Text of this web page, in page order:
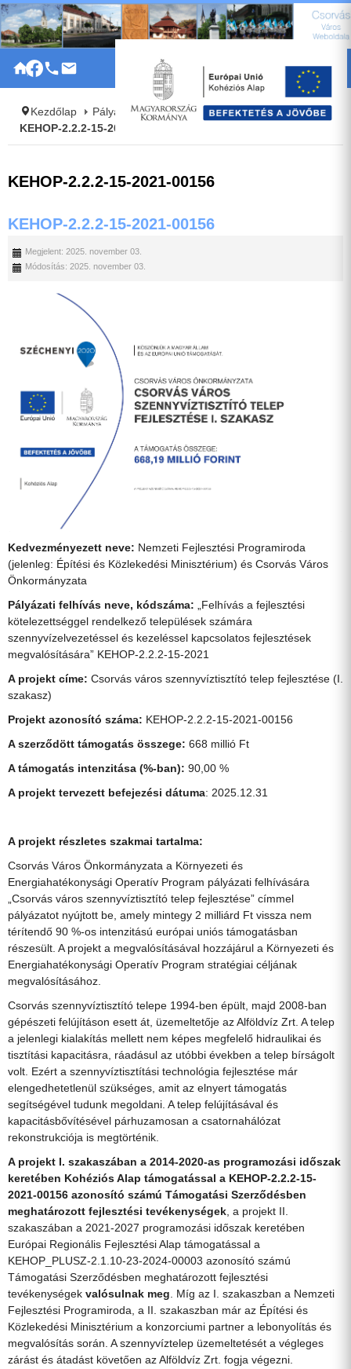
|
Kezdőlap Pályázatok
Szennyvíztisztító telep
KEHOP-2.2.2-15-2021-00156
KEHOP-2.2.2-15-2021-00156
KEHOP-2.2.2-15-2021-00156
Megjelent: 2025. november 03.
Módosítás: 2025. november 03.
Kedvezményezett neve: Nemzeti Fejlesztési Programiroda
(jelenleg: Építési és Közlekedési Minisztérium) és Csorvás Város
Önkormányzata
Pályázati felhívás neve, kódszáma: „Felhívás a fejlesztési
kötelezettséggel rendelkező települések számára
szennyvízelvezetéssel és kezeléssel kapcsolatos fejlesztések
megvalósítására” KEHOP-2.2.2-15-2021
A projekt címe: Csorvás város szennyvíztisztító telep fejlesztése (I.
szakasz)
Projekt azonosító száma: KEHOP-2.2.2-15-2021-00156
A szerződött támogatás összege: 668 millió Ft
A támogatás intenzitása (%-ban): 90,00 %
A projekt tervezett befejezési dátuma: 2025.12.31
A projekt részletes szakmai tartalma:
Csorvás Város Önkormányzata a Környezeti és
Energiahatékonysági Operatív Program pályázati felhívására
„Csorvás város szennyvíztisztító telep fejlesztése” címmel
pályázatot nyújtott be, amely mintegy 2 milliárd Ft vissza nem
térítendő 90 %-os intenzitású európai uniós támogatásban
részesült. A projekt a megvalósításával hozzájárul a Környezeti és
Energiahatékonysági Operatív Program stratégiai céljának
megvalósításához.
Csorvás szennyvíztisztító telepe 1994-ben épült, majd 2008-ban
gépészeti felújításon esett át, üzemeltetője az Alföldvíz Zrt. A telep
a jelenlegi kialakítás mellett nem képes megfelelő hidraulikai és
tisztítási kapacitásra, ráadásul az utóbbi években a telep bírságolt
volt. Ezért a szennyvíztisztítási technológia fejlesztése már
elengedhetetlenül szükséges, amit az elnyert támogatás
segítségével tudunk megoldani. A telep felújításával és
kapacitásbővítésével párhuzamosan a csatornahálózat
rekonstrukciója is megtörténik.
A projekt I. szakaszában a 2014-2020-as programozási időszak
keretében Kohéziós Alap támogatással a KEHOP-2.2.2-15-
2021-00156 azonosító számú Támogatási Szerződésben
meghatározott fejlesztési tevékenységek , a projekt II.
szakaszában a 2021-2027 programozási időszak keretében
Európai Regionális Fejlesztési Alap támogatással a
KEHOP_PLUSZ-2.1.10-23-2024-00003 azonosító számú
Támogatási Szerződésben meghatározott fejlesztési
tevékenységek valósulnak meg . Míg az I. szakaszban a Nemzeti
Fejlesztési Programiroda, a II. szakaszban már az Építési és
Közlekedési Minisztérium a konzorciumi partner a lebonyolítás és
megvalósítás során. A szennyvíztelep üzemeltetését a végleges
zárást és átadást követően az Alföldvíz Zrt. fogja végezni.